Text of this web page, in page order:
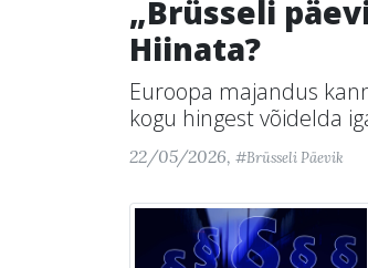
„Brüsseli
Hiinata?
Euroopa majandus
kogu hingest võidelda
22/05/2026, #Brüsseli Päevik